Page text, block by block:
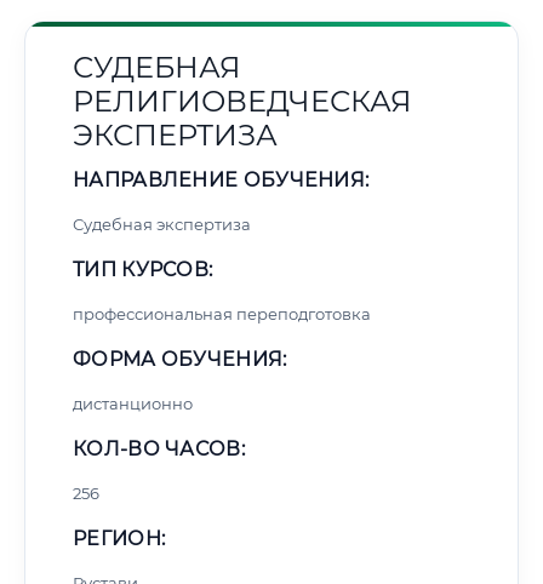
СУДЕБНАЯ
РЕЛИГИОВЕДЧЕСКАЯ
ЭКСПЕРТИЗА
НАПРАВЛЕНИЕ ОБУЧЕНИЯ:
Судебная экспертиза
ТИП КУРСОВ:
профессиональная переподготовка
ФОРМА ОБУЧЕНИЯ:
дистанционно
КОЛ-ВО ЧАСОВ:
256
РЕГИОН: